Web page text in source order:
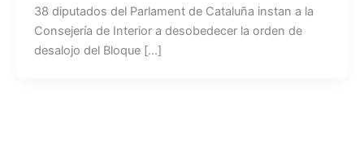
38 diputados del Parlament de Cataluña instan a la
Consejería de Interior a desobedecer la orden de
desalojo del Bloque […]